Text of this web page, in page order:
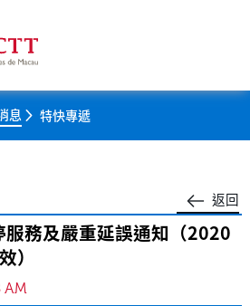
息 特快專遞
返回
務及嚴重延誤通知（2020
）
AM